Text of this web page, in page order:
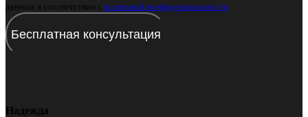
данных в соответствии с политикой конфиденциальности
Надежда